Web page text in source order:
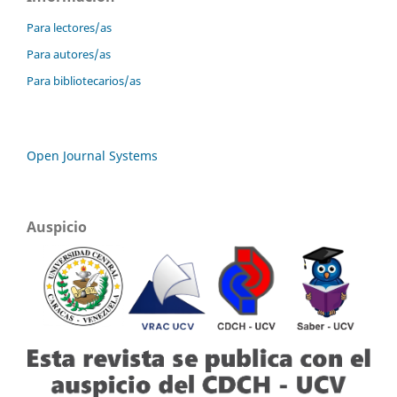
Para lectores/as
Para autores/as
Para bibliotecarios/as
Open Journal Systems
Auspicio